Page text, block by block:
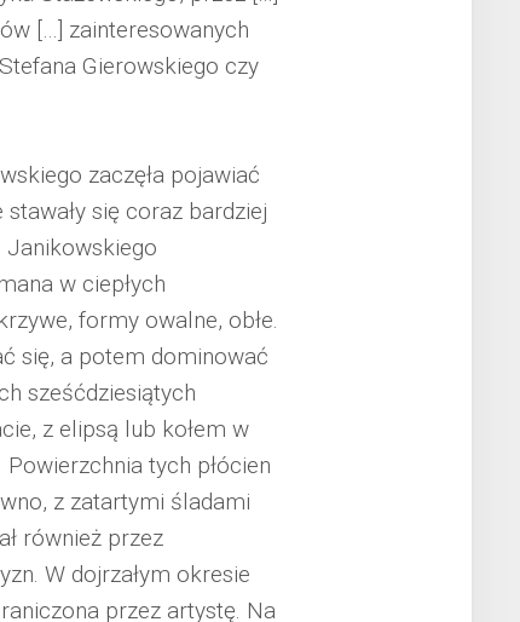
[…] zainteresowanych
Gierowskiego czy
zaczęła pojawiać
się coraz bardziej
Janikowskiego
w ciepłych
formy owalne, obłe.
się, a potem dominować
sześćdziesiątych
z elipsą lub kołem w
tych płócien
z zatartymi śladami
również przez
W dojrzałym okresie
przez artystę. Na